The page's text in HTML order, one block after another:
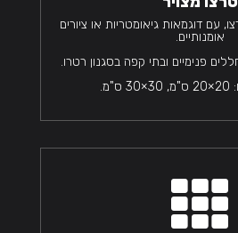
עם דוגמאות גיאומטריות או ציורים
אומנותיים.
פנימיים ובתי קפה בסגנון רטרו.
